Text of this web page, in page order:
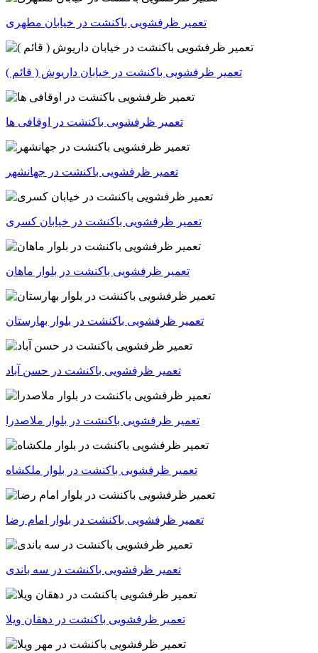
تعمیر ظرفشویی باکنشت در خیابان مطهری
تعمیر ظرفشویی باکنشت در خیابان داریوش ( قائم )
تعمیر ظرفشویی باکنشت در اوقافی ها
تعمیر ظرفشویی باکنشت در جهانشهر
تعمیر ظرفشویی باکنشت در خیابان کسری
تعمیر ظرفشویی باکنشت در بلوار ماهان
تعمیر ظرفشویی باکنشت در بلوار بهارستان
تعمیر ظرفشویی باکنشت در حسن آباد
تعمیر ظرفشویی باکنشت در بلوار ملاصدرا
تعمیر ظرفشویی باکنشت در بلوار ملکشاه
تعمیر ظرفشویی باکنشت در بلوار امام رضا
تعمیر ظرفشویی باکنشت در سه باندی
تعمیر ظرفشویی باکنشت در دهقان ویلا